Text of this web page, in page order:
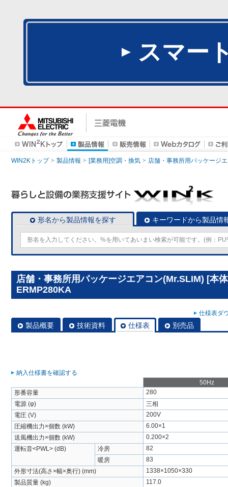
スマー
WIN2Kトップ 製品情報 [業務用]空調・換気 店舗・事務所用パッケージ
形名から製品情報を探す キーワードから製品情
店舗・事務所用パッケージエアコン(Mr.SLIM) [本
ERMP280KA
仕様表ダ
製品概要 技術資料 仕様表 別売品
納入仕様書を確認する
50Hz
形番容量
280
電源 (φ)
三相
電圧 (V)
200V
圧縮機出力×個数 (kW)
6.00×1
送風機出力×個数 (kW)
0.200×2
運転音<PWL> (dB)
冷房
82
暖房
83
外形寸法(高さ×幅×奥行) (mm)
1338×1050×330
製品質量 (kg)
117.0